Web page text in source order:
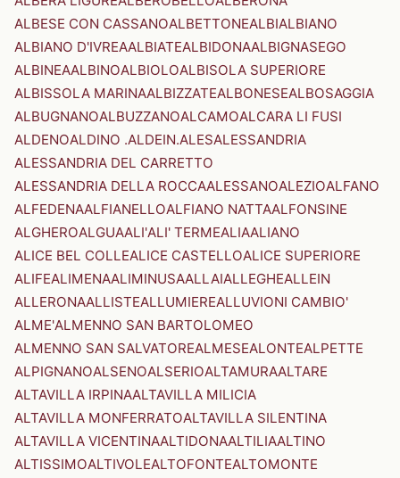
ALBESE CON CASSANOALBETTONEALBIALBIANO
ALBIANO D'IVREAALBIATEALBIDONAALBIGNASEGO
ALBINEAALBINOALBIOLOALBISOLA SUPERIORE
ALBISSOLA MARINAALBIZZATEALBONESEALBOSAGGIA
ALBUGNANOALBUZZANOALCAMOALCARA LI FUSI
ALDENOALDINO .ALDEIN.ALESALESSANDRIA
ALESSANDRIA DEL CARRETTO
ALESSANDRIA DELLA ROCCAALESSANOALEZIOALFANO
ALFEDENAALFIANELLOALFIANO NATTAALFONSINE
ALGHEROALGUAALI'ALI' TERMEALIAALIANO
ALICE BEL COLLEALICE CASTELLOALICE SUPERIORE
ALIFEALIMENAALIMINUSAALLAIALLEGHEALLEIN
ALLERONAALLISTEALLUMIEREALLUVIONI CAMBIO'
ALME'ALMENNO SAN BARTOLOMEO
ALMENNO SAN SALVATOREALMESEALONTEALPETTE
ALPIGNANOALSENOALSERIOALTAMURAALTARE
ALTAVILLA IRPINAALTAVILLA MILICIA
ALTAVILLA MONFERRATOALTAVILLA SILENTINA
ALTAVILLA VICENTINAALTIDONAALTILIAALTINO
ALTISSIMOALTIVOLEALTOFONTEALTOMONTE